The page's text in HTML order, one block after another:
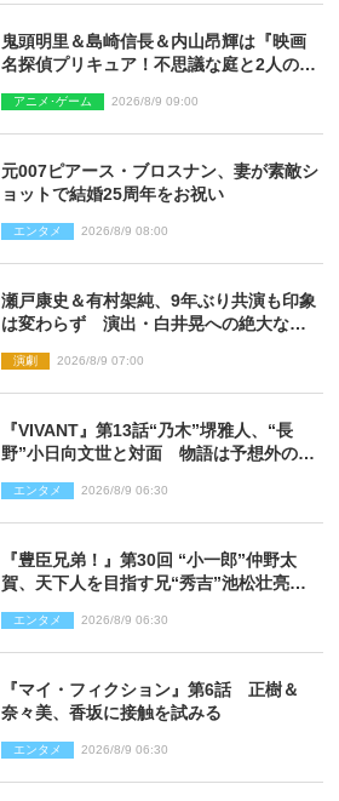
鬼頭明里＆島崎信長＆内山昂輝は『映画
名探偵プリキュア！不思議な庭と2人の秘
アニメ･ゲーム 2026/8/9 09:00
元007ピアース・ブロスナン、妻が素敵シ
ョットで結婚25周年をお祝い
エンタメ 2026/8/9 08:00
瀬戸康史＆有村架純、9年ぶり共演も印象
は変わらず 演出・白井晃への絶大なる
演劇 2026/8/9 07:00
『VIVANT』第13話“乃木”堺雅人、“長
野”小日向文世と対面 物語は予想外の展
エンタメ 2026/8/9 06:30
『豊臣兄弟！』第30回 “小一郎”仲野太
賀、天下人を目指す兄“秀吉”池松壮亮
エンタメ 2026/8/9 06:30
『マイ・フィクション』第6話 正樹＆
奈々美、香坂に接触を試みる
エンタメ 2026/8/9 06:30